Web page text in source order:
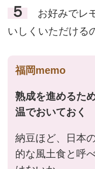
５
お好みでレ
いしくいただける
福岡memo
熟成を進めるた
温でおいておく
納豆ほど、日本
的な風土食と呼